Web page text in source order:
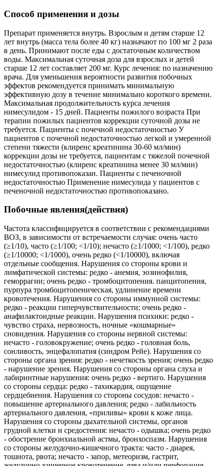
Способ применения и дозы
Препарат применяется внутрь. Взрослым и детям старше 12
лет внутрь (масса тела более 40 кг) назначают по 100 мг 2 раза
в день. Принимают после еды с достаточным количеством
воды. Максимальная суточная доза для взрослых и детей
старше 12 лет составляет 200 мг. Курс лечения: по назначению
врача. Для уменьшения вероятности развития побочных
эффектов рекомендуется принимать минимальную
эффективную дозу в течение минимально короткого времени.
Максимальная продолжительность курса лечения
нимесулидом - 15 дней. Пациенты пожилого возраста При
терапии пожилых пациентов коррекции суточной дозы не
требуется. Пациенты с почечной недостаточностью У
пациентов с почечной недостаточностью легкой и умеренной
степени тяжести (клиренс креатинина 30-60 мл/мин)
коррекции дозы не требуется, пациентам с тяжелой почечной
недостаточностью (клиренс креатинина менее 30 мл/мин)
нимесулид противопоказан. Пациенты с печеночной
недостаточностью Применение нимесулида у пациентов с
печеночной недостаточностью противопоказано.
Побочные явления(действия)
Частота классифицируется в соответствии с рекомендациями
ВОЗ, в зависимости от встречаемости случая: очень часто
(≥1/10), часто (≥1/100; <1/10); нечасто (≥1/1000; <1/100), редко
(≥1/10000; <1/1000), очень редко (<1/10000), включая
отдельные сообщения. Нарушения со стороны крови и
лимфатической системы: редко - анемия, эозинофилия,
геморрагии; очень редко - тромбоцитопения. панцитопения,
пурпура тромбоцитопеническая, удлинение времени
кровотечения. Нарушения со стороны иммунной системы:
редко - реакции гиперчувствительности; очень редко -
анафилактоидные реакции. Нарушения психики: редко -
чувство страха, нервозность, ночные «кошмарные»
сновидения. Нарушения со стороны нервной системы:
нечасто - головокружение; очень редко - головная боль,
сонливость, энцефалопатия (синдром Рейе). Нарушения со
стороны органа зрения: редко - нечеткость зрения; очень редко
- нарушение зрения. Нарушения со стороны органа слуха и
лабиринтные нарушения: очень редко - вертиго. Нарушения
со стороны сердца: редко - тахикардия, ощущение
сердцебиения. Нарушения со стороны сосудов: нечасто -
повышение артериального давления; редко - лабильность
артериального давления, «приливы» крови к коже лица.
Нарушения со стороны дыхательной системы, органов
грудной клетки и средостения: нечасто - одышка; очень редко
- обострение бронхиальной астмы, бронхоспазм. Нарушения
со стороны желудочно-кишечного тракта: часто - диарея,
тошнота, рвота; нечасто - запор, метеоризм, гастрит,